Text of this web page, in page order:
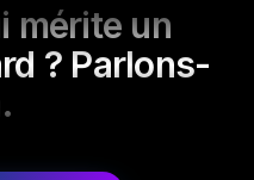
mérite un
? Parlons-